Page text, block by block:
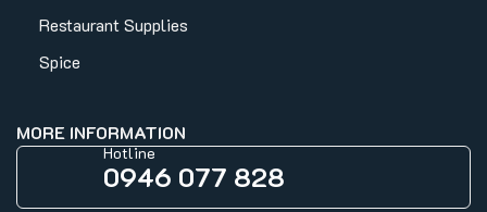
Restaurant Supplies
Spice
MORE INFORMATION
Hotline
0946 077 828